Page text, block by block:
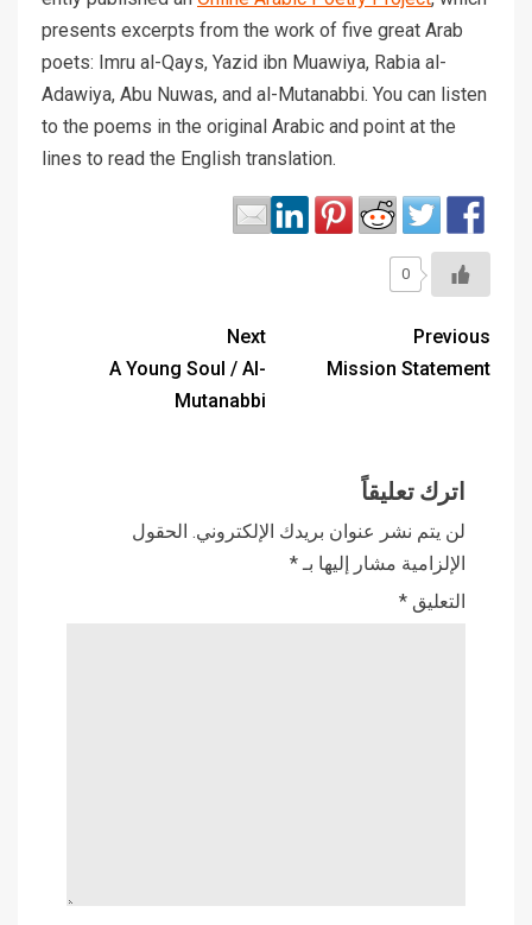
presents excerpts from the work of five great Arab
poets: Imru al-Qays, Yazid ibn Muawiya, Rabia al-
Adawiya, Abu Nuwas, and al-Mutanabbi. You can listen
to the poems in the original Arabic and point at the
lines to read the English translation.
0
Previous
Mission Statement
Next
A Young Soul / Al-
Mutanabbi
اترك تعليقاً
لن يتم نشر عنوان بريدك الإلكتروني. الحقول
الإلزامية مشار إليها بـ*
التعليق *